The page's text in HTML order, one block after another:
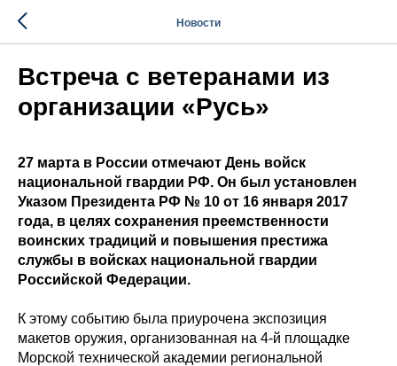
Новости
Встреча с ветеранами из
организации «Русь»
27 марта в России отмечают День войск
национальной гвардии РФ. Он был установлен
Указом Президента РФ № 10 от 16 января 2017
года, в целях сохранения преемственности
воинских традиций и повышения престижа
службы в войсках национальной гвардии
Российской Федерации.
К этому событию была приурочена экспозиция
макетов оружия, организованная на 4-й площадке
Морской технической академии региональной